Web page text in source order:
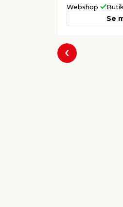
Webshop
Se
Forrige